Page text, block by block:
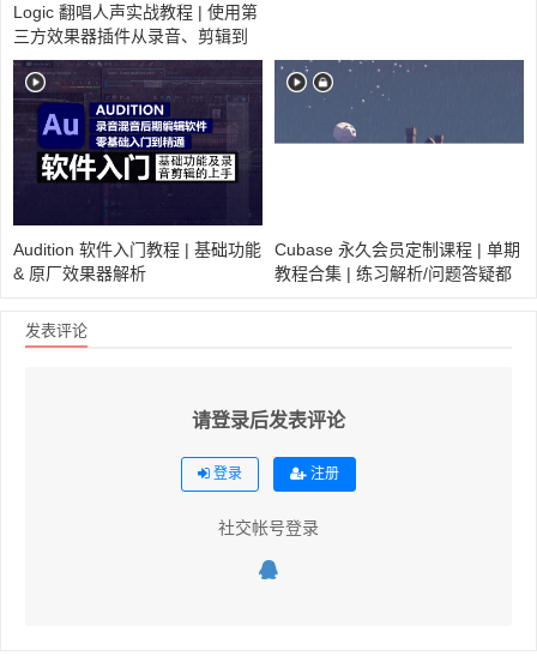
Logic 翻唱人声实战教程 | 使用第
三方效果器插件从录音、剪辑到
后期混音全流程演示
Audition 软件入门教程 | 基础功能
& 原厂效果器解析
Cubase 永久会员定制课程 | 单期
教程合集 | 练习解析/问题答疑都
发表评论
请登录后发表评论
登录 注册
社交帐号登录